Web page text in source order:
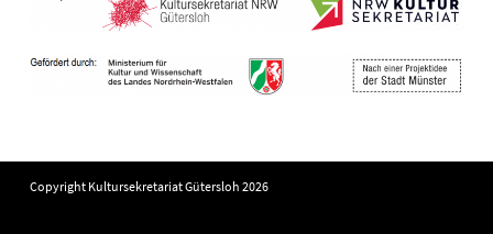
Copyright Kultursekretariat Gütersloh 2026